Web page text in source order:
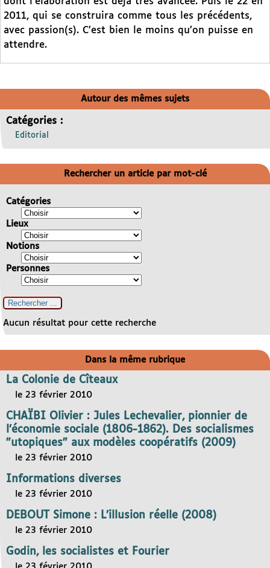
2011, qui se construira comme tous les précédents,
avec passion(s). C’est bien le moins qu’on puisse en
attendre.
Autour des mêmes sujets
Catégories :
Editorial
Rechercher un article par mot-clé
Catégories
Lieux
Notions
Personnes
Aucun résultat pour cette recherche
Dans la même rubrique
La Colonie de Cîteaux
le 23 février 2010
CHAÏBI Olivier : Jules Lechevalier, pionnier de
l’économie sociale (1806-1862). Des socialismes
"utopiques" aux modèles coopératifs (2009)
le 23 février 2010
Informations diverses
le 23 février 2010
DEBOUT Simone : L’illusion réelle (2008)
le 23 février 2010
Godin, les socialistes et Fourier